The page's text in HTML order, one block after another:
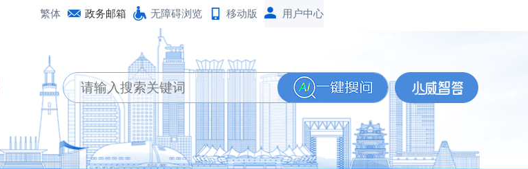
繁体 政务邮箱 无障碍浏览 移动版